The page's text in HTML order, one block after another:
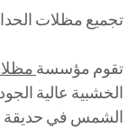
تجميع مظلات
تقوم مؤسسة
الخشبية عالية
الشمس في حديقة